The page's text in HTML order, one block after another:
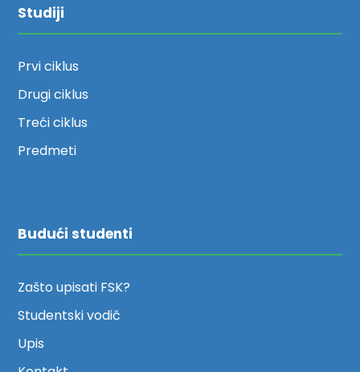
Studiji
Prvi ciklus
Drugi ciklus
Treći ciklus
Predmeti
Budući studenti
Zašto upisati FSK?
Studentski vodič
Upis